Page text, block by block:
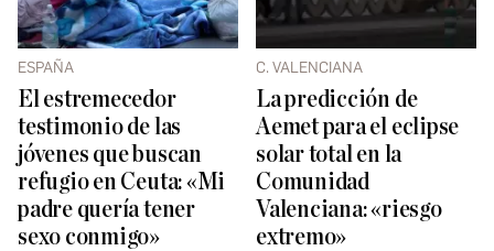
ESPAÑA
El estremecedor
testimonio de las
jóvenes que buscan
refugio en Ceuta: «Mi
padre quería tener
sexo conmigo»
C. VALENCIANA
La predicción de
Aemet para el eclipse
solar total en la
Comunidad
Valenciana: «riesgo
extremo»